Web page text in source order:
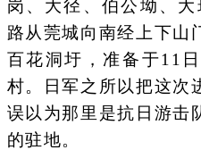
岗、大径、伯公坳、
路从莞城向南经上下山
百花洞圩，准备于11
村。日军之所以把这次
误以为那里是抗日游击
的驻地。